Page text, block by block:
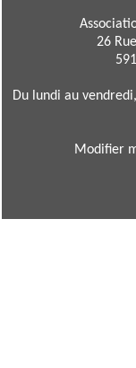
26
Du lundi au
Modifier